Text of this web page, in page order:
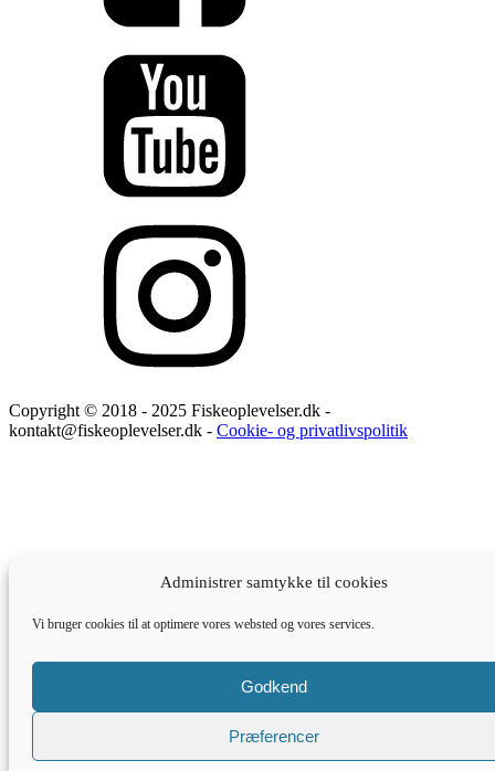
Administrer samtykke til cookies
Vi bruger cookies til at optimere vores websted og vores services.
Godkend
Præferencer
Copyright © 2018 - 2025 Fiskeoplevelser.dk -
kontakt@fiskeoplevelser.dk - Cookie- og privatlivspolitik